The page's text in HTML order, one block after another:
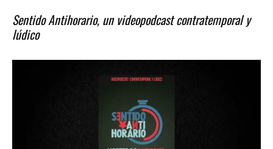
Sentido Antihorario, un videopodcast contratemporal y
lúdico